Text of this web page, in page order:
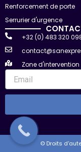
Renforcement de porte
Serrurier d'urgence
+32 (0) 483 320
Zone
© Droits